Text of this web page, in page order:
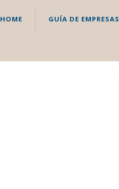
HOME GUÍA DE EMPRESAS